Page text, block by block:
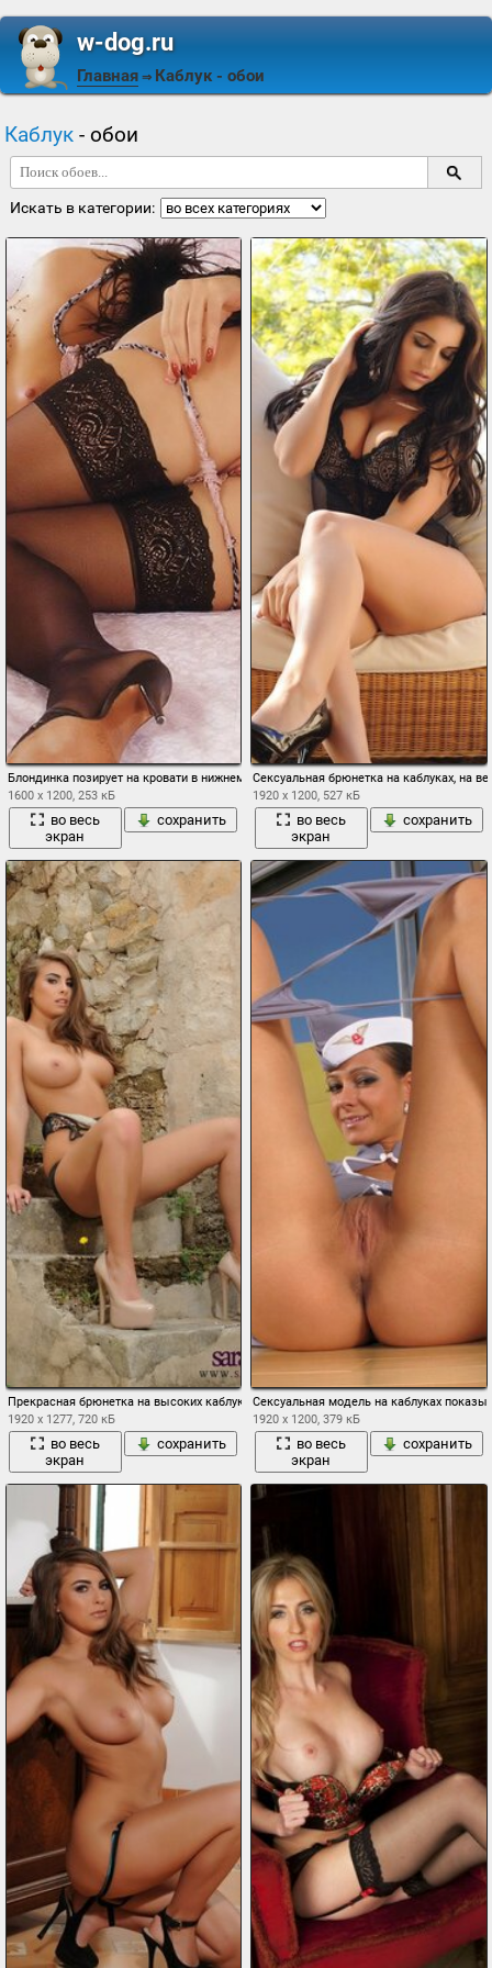
w-dog.ru
Главная ⇒ Каблук - обои
Каблук - обои
Искать в категории:
Блондинка позирует на кровати в нижнем белье и на каблуках xxx
1600 x 1200, 253 кБ
во весь
экран
сохранить
Сексуальная брюнетка на каблуках, на
1920 x 1200, 527 кБ
во весь
экран
сохранить
Прекрасная брюнетка на высоких каблуках сидит на ступеньках
1920 x 1277, 720 кБ
во весь
экран
сохранить
Сексуальная модель на каблуках
1920 x 1200, 379 кБ
во весь
экран
сохранить